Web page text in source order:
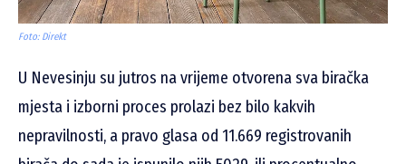
Foto: Direkt
U Nevesinju su jutros na vrijeme otvorena sva biračka
mjesta i izborni proces prolazi bez bilo kakvih
nepravilnosti, a pravo glasa od 11.669 registrovanih